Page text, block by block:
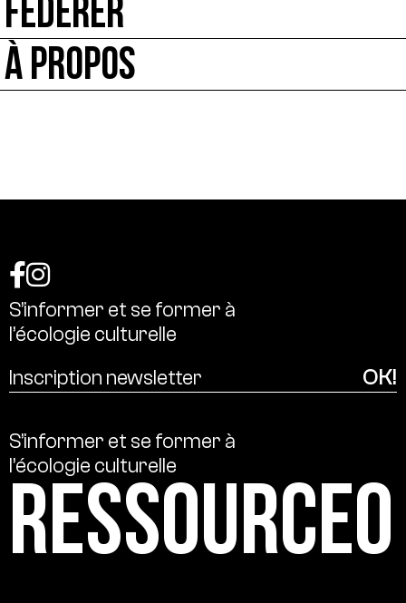
FÉDÉRER
À PROPOS
S’informer et se former à
l’écologie culturelle
S’informer et se former à
l’écologie culturelle
Ressource0